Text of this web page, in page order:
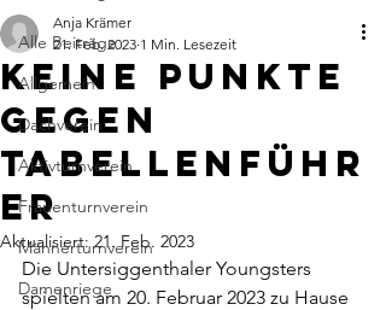
Alle Beiträge
Allgemein
Dachverein
Aktivturnverein
Frauenturnverein
Männerturnverein
Damenriege
Keine Punkte
gegen
Tabellenführ
er
Anja Krämer
21. Feb. 2023 1 Min. Lesezeit
Aktualisiert:21. Feb. 2023
Die Untersiggenthaler Youngsters
spielten am 20. Februar 2023 zu Hause